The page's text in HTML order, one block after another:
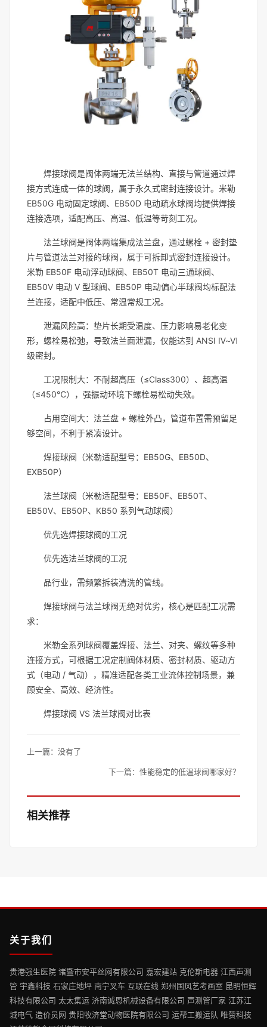
焊接球阀是阀体两端无法兰结构、直接与管道通过焊
接方式连成一体的球阀，属于永久式密封连接设计。米勒
EB50G 电动固定球阀、EB50D 电动疏水球阀均提供焊接
连接选项，适配高压、高温、低温等苛刻工况。
法兰球阀是阀体两端集成法兰盘，通过螺栓 + 密封垫
片与管道法兰对接的球阀，属于可拆卸式密封连接设计。
米勒 EB50F 电动浮动球阀、EB50T 电动三通球阀、
EB50V 电动 V 型球阀、EB50P 电动偏心半球阀均标配法
兰连接，适配中低压、常温常规工况。
泄漏风险高：垫片长期受温度、压力影响易老化变
形，螺栓易松弛，导致法兰面泄漏，仅能达到 ANSI Ⅳ~Ⅵ
级密封。
工况限制大：不耐超高压（≤Class300）、超高温
（≤450℃），强振动环境下螺栓易松动失效。
占用空间大：法兰盘 + 螺栓外凸，管道布置需预留足
够空间，不利于紧凑设计。
焊接球阀（米勒适配型号：EB50G、EB50D、
EXB50P）
法兰球阀（米勒适配型号：EB50F、EB50T、
EB50V、EB50P、KB50 系列气动球阀）
优先选焊接球阀的工况
优先选法兰球阀的工况
品行业，需频繁拆装清洗的管线。
焊接球阀与法兰球阀无绝对优劣，核心是匹配工况需
求：
米勒全系列球阀覆盖焊接、法兰、对夹、螺纹等多种
连接方式，可根据工况定制阀体材质、密封材质、驱动方
式（电动 / 气动），精准适配各类工业流体控制场景，兼
顾安全、高效、经济性。
焊接球阀 VS 法兰球阀对比表
上一篇：没有了
下一篇： 性能稳定的低温球阀哪家好？
相关推荐
关于我们
贵港强生医院 诸暨市安平丝网有限公司 嘉宏建站 克伦斯电器 江西声测
管 宇鑫科技 石家庄地坪 南宁叉车 互联在线 郑州国风艺考画室 昆明恒辉
科技有限公司 太太集运 济南诚恩机械设备有限公司 声测管厂家 江苏江
城电气 造价员网 贵阳牧济堂动物医院有限公司 运帮工搬运队 唯赞科技